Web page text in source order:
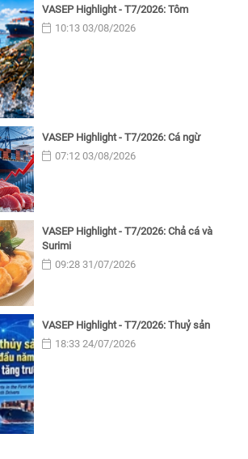
VASEP Highlight - T7/2026: Tôm
10:13 03/08/2026
VASEP Highlight - T7/2026: Cá ngừ
07:12 03/08/2026
VASEP Highlight - T7/2026: Chả cá và
Surimi
09:28 31/07/2026
VASEP Highlight - T7/2026: Thuỷ sản
18:33 24/07/2026